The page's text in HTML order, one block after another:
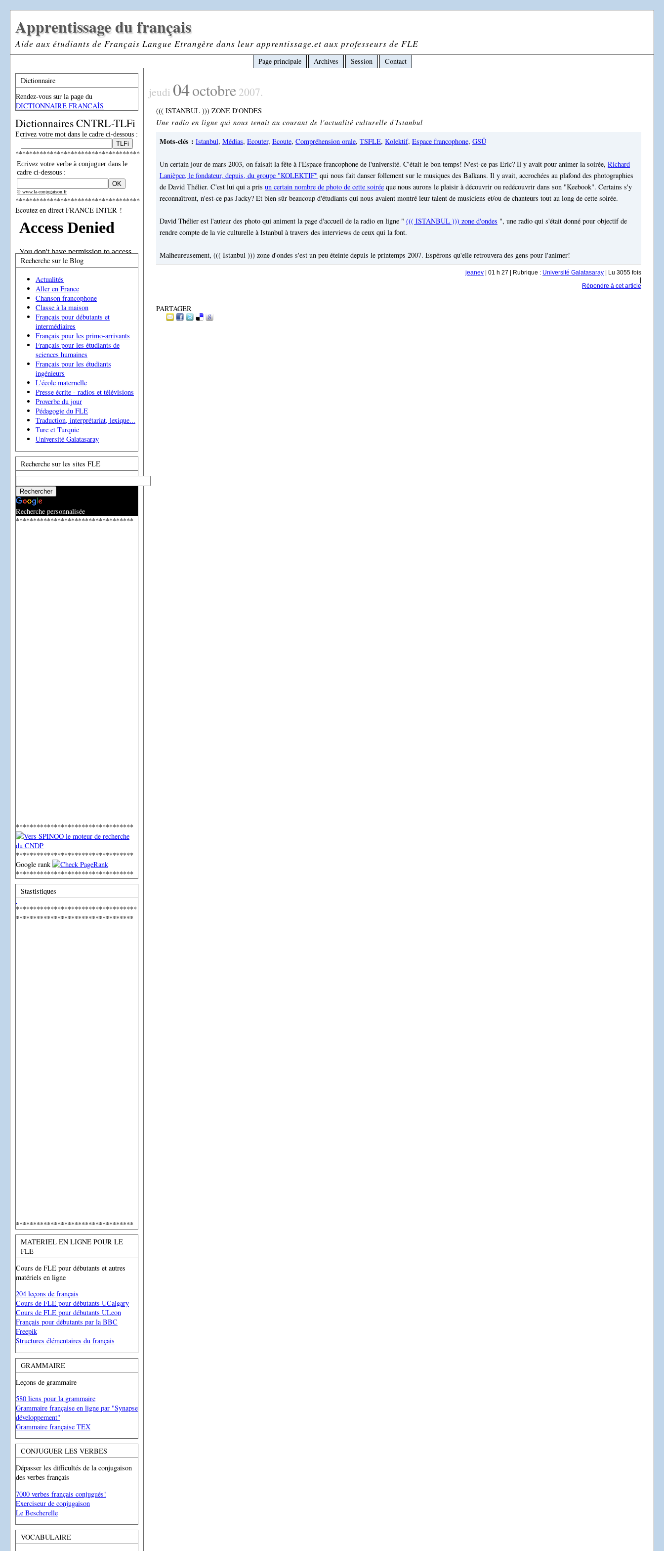
Apprentissage du français
Aide aux étudiants de Français Langue Etrangère dans leur apprentissage.et aux professeurs de FLE
Page principale Archives Session Contact
Dictionnaire
Rendez-vous sur la page du
DICTIONNAIRE FRANCAİS
Dictionnaires CNTRL-TLFi
Ecrivez votre mot dans le cadre ci-dessous :
************************************
Ecrivez votre verbe à conjuguer dans le
cadre ci-dessous :
© www.la-conjugaison.fr
************************************
Ecoutez en direct FRANCE INTER !
Recherche sur le Blog
Actualités
Aller en France
Chanson francophone
Classe à la maison
Français pour débutants et
intermédiaires
Français pour les primo-arrivants
Français pour les étudiants de
sciences humaines
Français pour les étudiants
ingénieurs
L'école maternelle
Presse écrite - radios et télévisions
Proverbe du jour
Pédagogie du FLE
Traduction, interprétariat, lexique...
Turc et Turquie
Université Galatasaray
Recherche sur les sites FLE
Recherche personnalisée
**********************************
**********************************
**********************************
Google rank
**********************************
Stastistiques
***********************************
**********************************
**********************************
MATERIEL EN LIGNE POUR LE
FLE
Cours de FLE pour débutants et autres
matériels en ligne
204 leçons de français
Cours de FLE pour débutants UCalgary
Cours de FLE pour débutants ULeon
Français pour débutants par la BBC
Freepik
Structures élémentaires du français
GRAMMAIRE
Leçons de grammaire
580 liens pour la grammaire
Grammaire française en ligne par "Synapse
développement"
Grammaire française TEX
CONJUGUER LES VERBES
Dépasser les difficultés de la conjugaison
des verbes français
7000 verbes français conjugués!
Exerciseur de conjugaison
Le Bescherelle
VOCABULAIRE
jeudi 04octobre 2007.
((( ISTANBUL ))) ZONE D'ONDES
Une radio en ligne qui nous tenait au courant de l'actualité culturelle d'Istanbul
Mots-clés : Istanbul, Médias, Ecouter, Ecoute, Compréhension orale, TSFLE, Kolektif, Espace francophone, GSÜ
Un certain jour de mars 2003, on faisait la fête à l'Espace francophone de l'université. C'était le bon temps! N'est-ce pas Eric? Il y avait pour animer la soirée, Richard
Lanièpce, le fondateur, depuis, du groupe "KOLEKTIF" qui nous fait danser follement sur le musiques des Balkans. Il y avait, accrochées au plafond des photographies
de David Thélier. C'est lui qui a pris un certain nombre de photo de cette soirée que nous aurons le plaisir à découvrir ou redécouvrir dans son "Keebook". Certains s'y
reconnaîtront, n'est-ce pas Jacky? Et bien sûr beaucoup d'étudiants qui nous avaient montré leur talent de musiciens et/ou de chanteurs tout au long de cette soirée.
David Thélier est l'auteur des photo qui animent la page d'accueil de la radio en ligne " ((( ISTANBUL ))) zone d'ondes ", une radio qui s'était donné pour objectif de
rendre compte de la vie culturelle à Istanbul à travers des interviews de ceux qui la font.
Malheureusement, ((( Istanbul ))) zone d'ondes s'est un peu éteinte depuis le printemps 2007. Espérons qu'elle retrouvera des gens pour l'animer!
jeanev | 01 h 27 | Rubrique : Université Galatasaray | Lu 3055 fois
Répondre à cet article
PARTAGER